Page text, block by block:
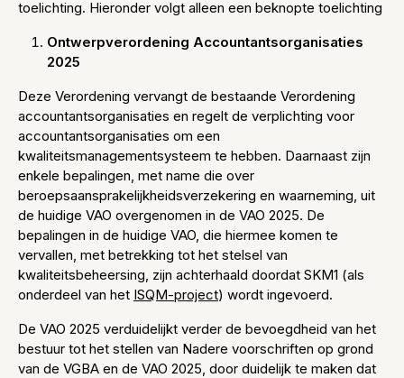
toelichting. Hieronder volgt alleen een beknopte toelichting
Ontwerpverordening Accountantsorganisaties
2025
Deze Verordening vervangt de bestaande Verordening
accountantsorganisaties en regelt de verplichting voor
accountantsorganisaties om een
kwaliteitsmanagementsysteem te hebben. Daarnaast zijn
enkele bepalingen, met name die over
beroepsaansprakelijkheidsverzekering en waarneming, uit
de huidige VAO overgenomen in de VAO 2025. De
bepalingen in de huidige VAO, die hiermee komen te
vervallen, met betrekking tot het stelsel van
kwaliteitsbeheersing, zijn achterhaald doordat SKM1 (als
onderdeel van het ISQM-project) wordt ingevoerd.
De VAO 2025 verduidelijkt verder de bevoegdheid van het
bestuur tot het stellen van Nadere voorschriften op grond
van de VGBA en de VAO 2025, door duidelijk te maken dat